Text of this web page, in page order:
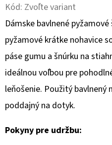
Kód: Zvoľte variant
Dámske bavlnené
pyžamové krátke nohavice
páse gumu a šnúrku na
ideálnou voľbou pre
leňošenie. Použitý bavlnený
poddajný na dotyk.
Pokyny pre udržbu:
R
Ú
Č
A
M
E
DÁMSKE
ŠATY
S